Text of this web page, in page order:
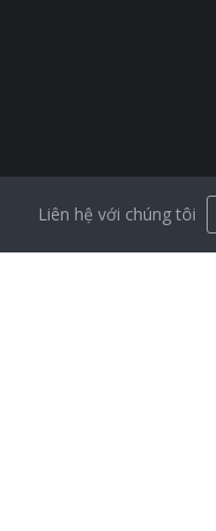
Liên hệ với chúng tôi